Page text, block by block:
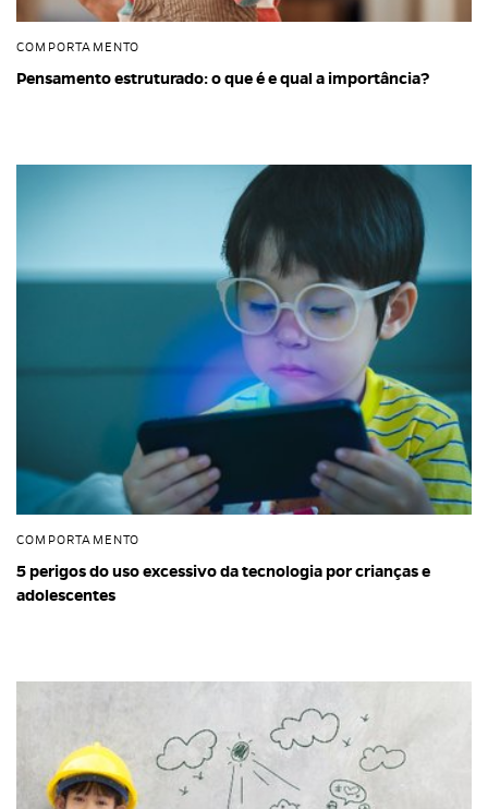
COMPORTAMENTO
Pensamento estruturado: o que é e qual a importância?
COMPORTAMENTO
5 perigos do uso excessivo da tecnologia por crianças e
adolescentes